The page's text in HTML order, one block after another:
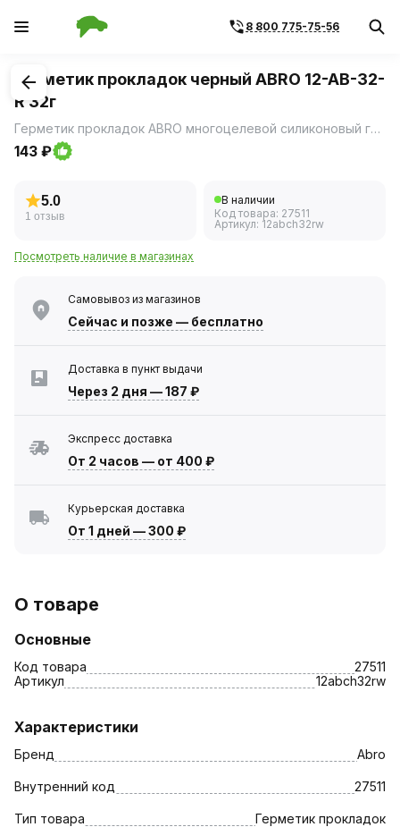
8 800 775-75-56
1/1
Герметик прокладок черный ABRO 12-AB-32-
R 32г
Герметик прокладок ABRO многоцелевой силиконовый герметик прокладок черного цвета на уксусной основе.
143 ₽
5.0
1 отзыв
В наличии
Код товара: 27511
Артикул: 12abch32rw
Посмотреть наличие в магазинах
Самовывоз из магазинов
Сейчас и позже — бесплатно
Доставка в пункт выдачи
Через 2 дня —187 ₽
Экспресс доставка
От 2 часов — от 400 ₽
Курьерская доставка
От 1 дней —300 ₽
О товаре
Основные
Код товара
27511
Артикул
12abch32rw
Характеристики
Бренд Abro
Внутренний код 27511
Тип товара Герметик прокладок